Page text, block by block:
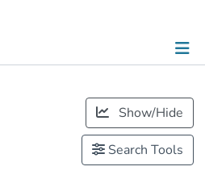
Show/Hide
Search Tools